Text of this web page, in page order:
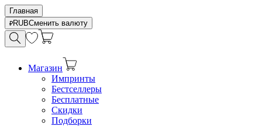
Главная
RUBСменить валюту
Магазин
Импринты
Бестселлеры
Бесплатные
Скидки
Подборки